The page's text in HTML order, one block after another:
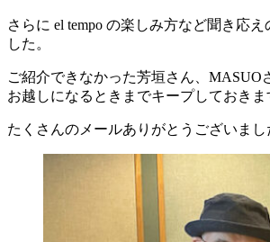
さらに el tempo の楽しみ方など聞き応
した。
ご紹介できなかった芳垣さん、MASUO
お越しになるときまでキープしておきま
たくさんのメールありがとうございまし